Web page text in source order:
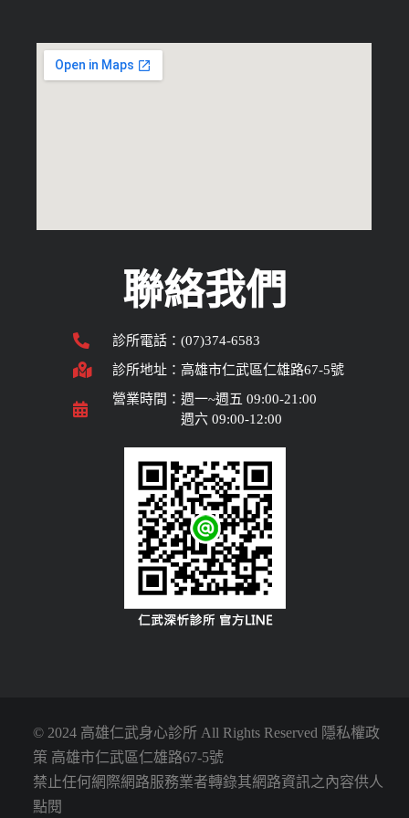
聯絡我們
診所電話：(07)374-6583
診所地址：高雄市仁武區仁雄路67-5號
營業時間：週一~週五 09:00-21:00
週六 09:00-12:00
© 2024 高雄仁武身心診所 All Rights Reserved 隱私權政
策 高雄市仁武區仁雄路67-5號
禁止任何網際網路服務業者轉錄其網路資訊之內容供人
點閱